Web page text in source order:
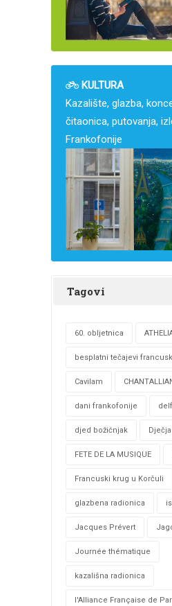
KULTURA
Kazalište, glazba,
čitaonica, putovanja,
Frankofonije
Tagovi
60. obljetnica
besplatni tečajevi
Cavilam
dani frankofonije delf
djed božićnjak
FETE DE LA MUSIQUE
Francuski krug u Korčuli
glazbena radionica
Jacques Prévert
Journée thématique
kazališna radionica
l'Alliance Française de